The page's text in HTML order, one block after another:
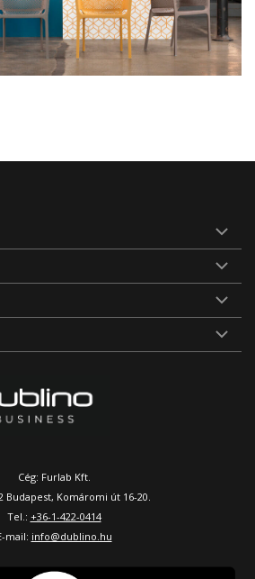
Cég: Furlab Kft.
Budapest, Komáromi út 16-20.
Tel.: +36-1-422-0414
mail: info@dublino.hu